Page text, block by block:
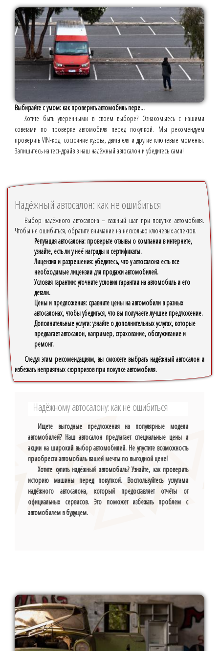
Выбирайте с умом: как проверить автомобиль пере...
Хотите быть уверенными в своём выборе? Ознакомьтесь с нашими
советами по проверке автомобиля перед покупкой. Мы рекомендуем
проверить VIN-код, состояние кузова, двигателя и другие ключевые моменты.
Запишитесь на тест-драйв в наш надёжный автосалон и убедитесь сами!
Надёжный автосалон: как не ошибиться
Выбор надёжного автосалона – важный шаг при покупке автомобиля.
Чтобы не ошибиться, обратите внимание на несколько ключевых аспектов.
Репутация автосалона: проверьте отзывы о компании в интернете,
узнайте, есть ли у неё награды и сертификаты.
Лицензия и разрешения: убедитесь, что у автосалона есть все
необходимые лицензии для продажи автомобилей.
Условия гарантии: уточните условия гарантии на автомобиль и его
детали.
Цены и предложения: сравните цены на автомобили в разных
автосалонах, чтобы убедиться, что вы получаете лучшее предложение.
Дополнительные услуги: узнайте о дополнительных услугах, которые
предлагает автосалон, например, страхование, обслуживание и
ремонт.
Следуя этим рекомендациям, вы сможете выбрать надёжный автосалон и
избежать неприятных сюрпризов при покупке автомобиля.
Надёжному автосалону: как не ошибиться
Ищете выгодные предложения на популярные модели
автомобилей? Наш автосалон предлагает специальные цены и
акции на широкий выбор автомобилей. Не упустите возможность
приобрести автомобиль вашей мечты по выгодной цене!
Хотите купить надёжный автомобиль? Узнайте, как проверить
историю машины перед покупкой. Воспользуйтесь услугами
надёжного автосалона, который предоставляет отчёты от
официальных сервисов. Это поможет избежать проблем с
автомобилем в будущем.